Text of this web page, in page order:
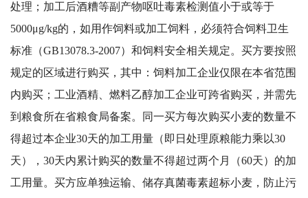
处理；加工后酒糟等副产物呕吐毒素检测值小于或等于
5000μg/kg的，如用作饲料或加工饲料，必须符合饲料卫生
标准（GB13078.3-2007）和饲料安全相关规定。买方要按照
规定的区域进行购买，其中：饲料加工企业仅限在本省范围
内购买；工业酒精、燃料乙醇加工企业可跨省购买，并需先
到粮食所在省粮食局备案。同一买方每次购买小麦的数量不
得超过本企业30天的加工用量（即日处理原粮能力乘以30
天），30天内累计购买的数量不得超过两个月（60天）的加
工用量。买方应单独运输、储存真菌毒素超标小麦，防止污